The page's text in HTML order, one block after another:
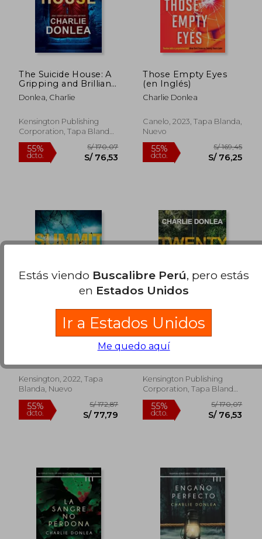
The Suicide House: A
Gripping and Brilliant
Novel of Suspense (a
Rory Moore (en
Donlea, Charlie
Kensington Publishing
Corporation, Tapa Blanda,
Nuevo
55%
dcto.
S/ 170,07
S/ 76,53
Those Empty Eyes
(en Inglés)
Charlie Donlea
Canelo, 2023, Tapa Blanda,
Nuevo
55%
dcto.
Summit Lake (en
Kensington, 2022, Tapa
Blanda, Nuevo
Twenty Years Later: A
Riveting new Thriller
(en Inglés)
Kensington Publishing
Corporation, Tapa Blanda,
Nuevo
Estás viendo Buscalibre Perú, pero estás
en Estados Unidos
Ir a Estados Unidos
Me quedo aquí